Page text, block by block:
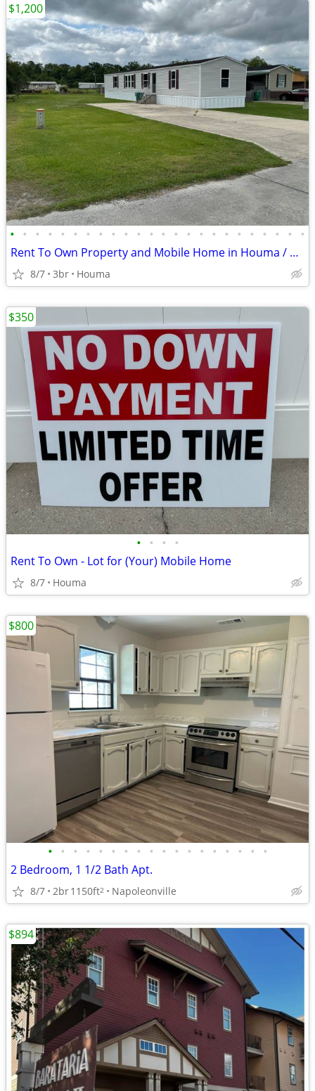
• • • • • • • • • • • • • • • • • • • • • • • •
Rent To Own Property and Mobile Home in Houma / Bayou Blue
8/7 3br Houma
$1,200
• • • •
Rent To Own - Lot for (Your) Mobile Home
8/7 Houma
$350
• • • • • • • • • • • • • • • • • •
2 Bedroom, 1 1/2 Bath Apt.
8/7 2br1150ft2 Napoleonville
$800
$894